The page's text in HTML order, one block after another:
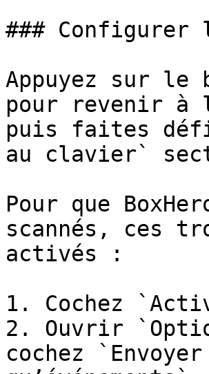
###
Appuyez sur le
pour revenir
puis faites
au clavier`
Pour que
scannés, ces
activés :
1. Cochez
2. Ouvrir
cochez